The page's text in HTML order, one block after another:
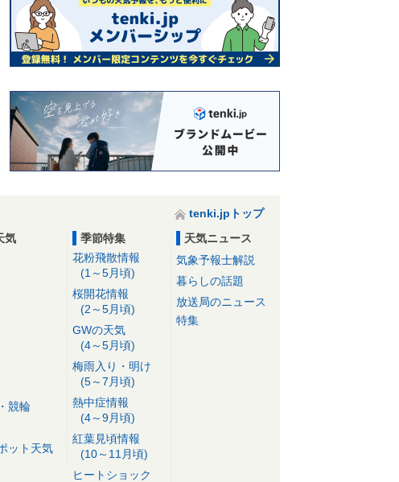
tenki.jpトップ
気
競輪
ット天気
季節特集
花粉飛散情報
(1～5月頃)
桜開花情報
(2～5月頃)
GWの天気
(4～5月頃)
梅雨入り・明け
(5～7月頃)
熱中症情報
(4～9月頃)
紅葉見頃情報
(10～11月頃)
ヒートショック
天気ニュース
気象予報士解説
暮らしの話題
放送局のニュース
特集